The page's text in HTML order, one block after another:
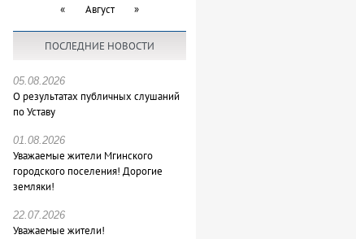
«
Август »
ПОСЛЕДНИЕ НОВОСТИ
05.08.2026
О результатах публичных слушаний
по Уставу
01.08.2026
Уважаемые жители Мгинского
городского поселения! Дорогие
земляки!
22.07.2026
Уважаемые жители!